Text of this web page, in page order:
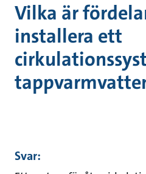
Vilka är
installera ett
Svar: